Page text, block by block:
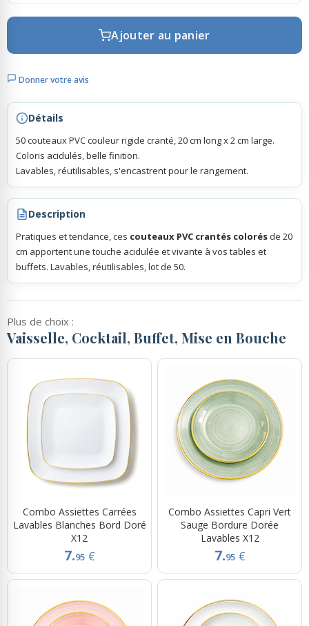
Rubans Tulle Organdi
Scrapbooking, Loisirs Créatifs
Ajouter au panier
Donner votre avis
Détails
50 couteaux PVC couleur rigide cranté, 20 cm long x 2 cm large.
Coloris acidulés, belle finition.
Lavables, réutilisables, s'encastrent pour le rangement.
Description
Pratiques et tendance, ces couteaux PVC crantés colorés de 20
cm apportent une touche acidulée et vivante à vos tables et
buffets. Lavables, réutilisables, lot de 50.
Plus de choix :
Vaisselle, Cocktail, Buffet, Mise en Bouche
Combo Assiettes Carrées
Lavables Blanches Bord Doré
X12
7.95 €
Combo Assiettes Capri Vert
Sauge Bordure Dorée
Lavables X12
7.95 €